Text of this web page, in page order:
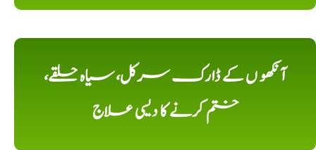
آنکھو ں کے ڈارک سرکل، سیاہ حلقے،
ختم کرنے کا دیسی علاج